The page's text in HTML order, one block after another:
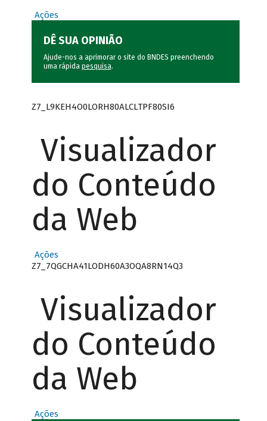
Ações
DÊ SUA OPINIÃO
Ajude-nos a aprimorar o site do BNDES preenchendo
uma rápida pesquisa.
Z7_L9KEH4O0LORH80ALCLTPF80SI6
Visualizador
do Conteúdo
da Web
Ações
Z7_7QGCHA41LODH60A3OQA8RN14Q3
Visualizador
do Conteúdo
da Web
Ações